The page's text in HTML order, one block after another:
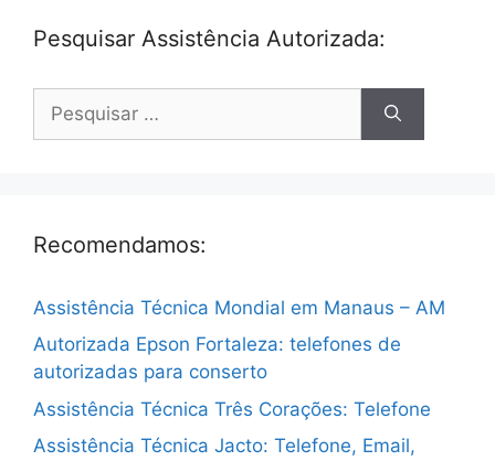
Pesquisar Assistência Autorizada:
por:
Recomendamos:
Assistência Técnica Mondial em Manaus – AM
Autorizada Epson Fortaleza: telefones de
autorizadas para conserto
Assistência Técnica Três Corações: Telefone
Assistência Técnica Jacto: Telefone, Email,